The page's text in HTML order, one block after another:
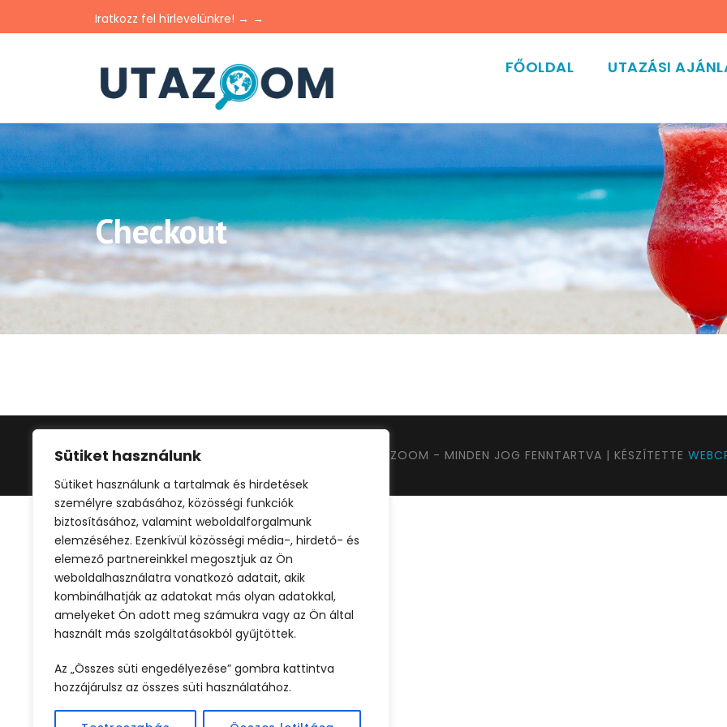
Sütiket használunk
Sütiket használunk a tartalmak és hirdetések
személyre szabásához, közösségi funkciók
biztosításához, valamint weboldalforgalmunk
elemzéséhez. Ezenkívül közösségi média-, hirdető- és
elemező partnereinkkel megosztjuk az Ön
weboldalhasználatra vonatkozó adatait, akik
kombinálhatják az adatokat más olyan adatokkal,
amelyeket Ön adott meg számukra vagy az Ön által
használt más szolgáltatásokból gyűjtöttek.
Az „Összes süti engedélyezése” gombra kattintva
hozzájárulsz az összes süti használatához.
Iratkozz fel hírlevelünkre! → →
FŐOLDAL UTAZÁSI
Checkout
©2024 UTAZOOM - MINDEN JOG FENNTARTVA | KÉSZÍTETTE